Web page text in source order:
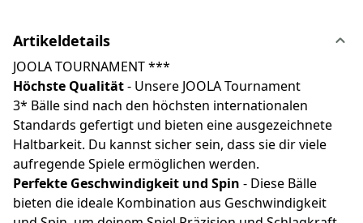
Artikeldetails
JOOLA TOURNAMENT ***
Höchste Qualität- Unsere JOOLA Tournament
3* Bälle sind nach den höchsten internationalen
Standards gefertigt und bieten eine ausgezeichnete
Haltbarkeit. Du kannst sicher sein, dass sie dir viele
aufregende Spiele ermöglichen werden.
Perfekte Geschwindigkeit und Spin - Diese Bälle
bieten die ideale Kombination aus Geschwindigkeit